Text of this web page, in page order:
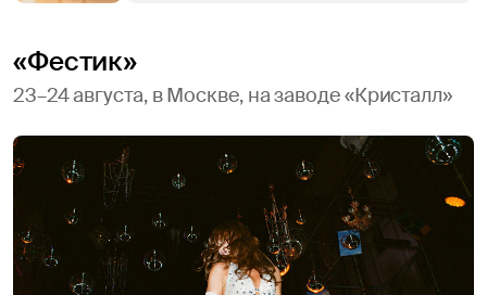
«Фестик»
23–24 августа, в Москве, на заводе «Кристалл»